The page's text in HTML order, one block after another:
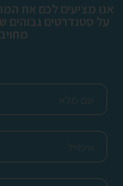
אנו מציעים לכם את
על סטנדרטים גבוהים